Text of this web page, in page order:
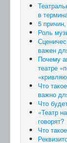
в
5
Роль
важен
Почему
театре
Что
важно
Что
«Театр
говорят?
Что